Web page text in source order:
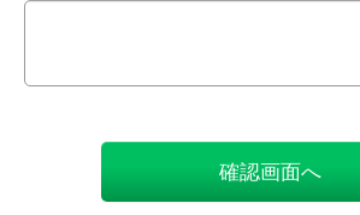
確認画面へ